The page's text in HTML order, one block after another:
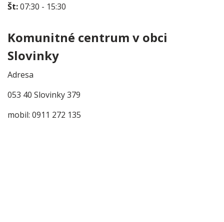
Št:07:30 - 15:30
Komunitné centrum v obci
Slovinky
Adresa
053 40 Slovinky 379
mobil: 0911 272 135